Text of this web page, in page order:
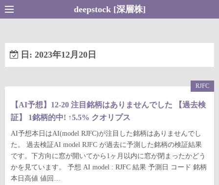
コ
ン
ン
へ
deepstock [深層株]
日: 2023年12月20日
【AI予想】12-20 注目銘柄はありませんでした 【過去検
証】 1銘柄的中! ↑5.5% クオリプス
AI予想本日はAI(model RJFC)が注目した銘柄はありませんでし
た。 過去検証AI model RJFC が過去に予測した銘柄の検証結果
です。下方向に窓が開いてから1ヶ月以内に窓が閉まったかどう
かを見ています。 予想 AI model : RJFC 結果 予測日 コード 銘柄
本日高値 値回…
RJFC